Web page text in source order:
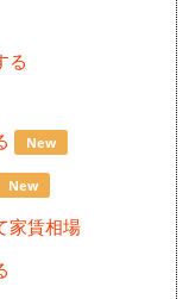
る
New
New
家賃相場